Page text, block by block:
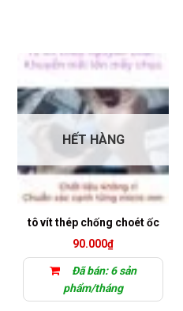
HẾT HÀNG
tô vít thép chống choét ốc
90.000₫
Đã bán: 6 sản
phẩm/tháng